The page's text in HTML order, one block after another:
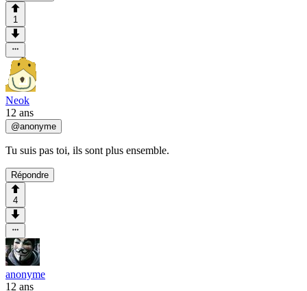
1
Neok
12 ans
@anonyme
Tu suis pas toi, ils sont plus ensemble.
Répondre
4
anonyme
12 ans